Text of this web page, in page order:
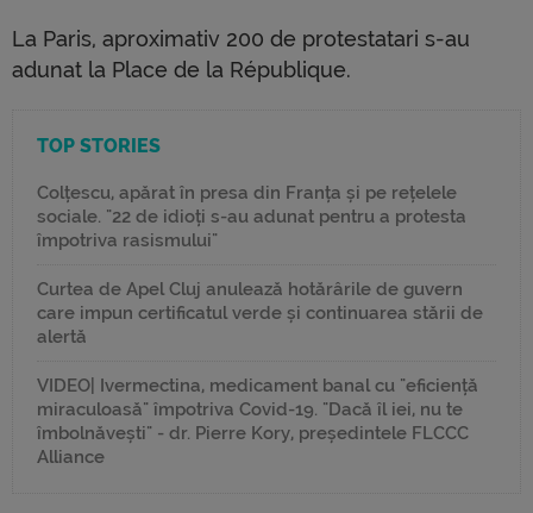
La Paris, aproximativ 200 de protestatari s-au
adunat la Place de la République.
TOP STORIES
Colțescu, apărat în presa din Franța și pe rețelele
sociale. "22 de idioți s-au adunat pentru a protesta
împotriva rasismului"
Curtea de Apel Cluj anulează hotărârile de guvern
care impun certificatul verde și continuarea stării de
alertă
VIDEO| Ivermectina, medicament banal cu "eficiență
miraculoasă" împotriva Covid-19. "Dacă îl iei, nu te
îmbolnăvești" - dr. Pierre Kory, președintele FLCCC
Alliance